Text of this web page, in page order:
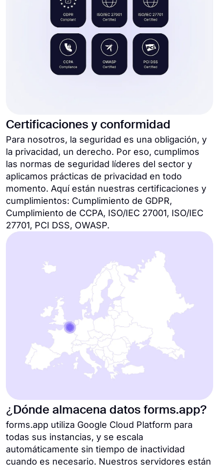
Certificaciones y conformidad
Para nosotros, la seguridad es una obligación, y
la privacidad, un derecho. Por eso, cumplimos
las normas de seguridad líderes del sector y
aplicamos prácticas de privacidad en todo
momento. Aquí están nuestras certificaciones y
cumplimientos: Cumplimiento de GDPR,
Cumplimiento de CCPA, ISO/IEC 27001, ISO/IEC
27701, PCI DSS, OWASP.
¿Dónde almacena datos forms.app?
forms.app utiliza Google Cloud Platform para
todas sus instancias, y se escala
automáticamente sin tiempo de inactividad
cuando es necesario. Nuestros servidores están